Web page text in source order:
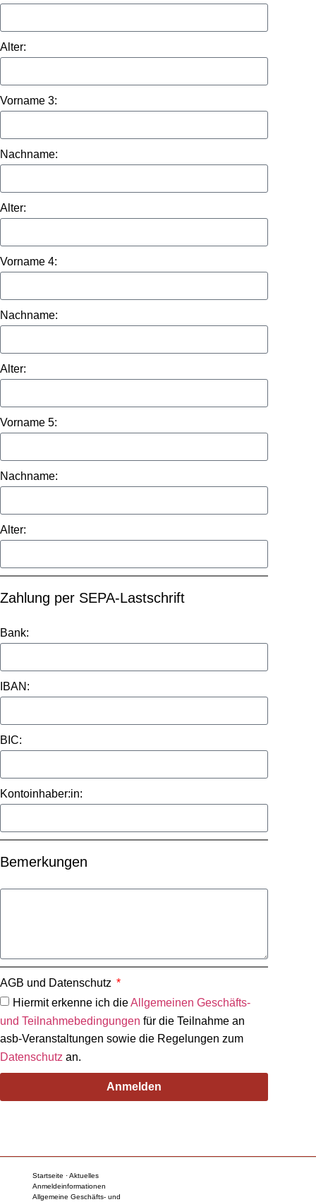
Alter:
Vorname 3:
Nachname:
Alter:
Vorname 4:
Nachname:
Alter:
Vorname 5:
Nachname:
Alter:
Zahlung per SEPA-Lastschrift
Bank:
IBAN:
BIC:
Kontoinhaber:in:
Bemerkungen
AGB und Datenschutz
Hiermit erkenne ich dieAllgemeinen Geschäfts-
und Teilnahmebedingungen für die Teilnahme an
asb-Veranstaltungen sowie die Regelungen zum
Datenschutz an.
Anmelden
Startseite · Aktuelles
Anmeldeinformationen
Allgemeine Geschäfts- und